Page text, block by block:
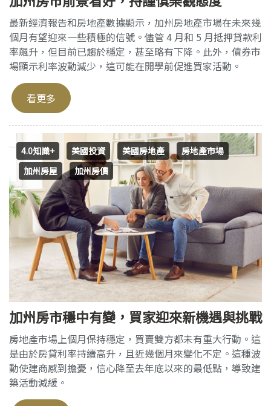
最新經濟報告和房地產數據顯示，加州房地產市場在未來幾
個月有望迎來一些積極的信號。儘管 4 月和 5 月抵押貸款利
率飆升，但目前已趨於穩定，甚至略有下降。此外，債券市
場顯示利率波動減少，這可能在開學前促進買家活動。
看更多
4.0知識+ 美國投資 美國房地產
房地產市場
加州房屋
加州房價
加州房市穩中有變，買家迎來新機遇與挑戰
房地產市場上個月保持穩定，買賣雙方都未有重大行動。這
是由於房貸利率持續高升，且近幾個月來變化不定。這種波
動使建商感到擔憂，信心降至去年底以來的最低點，導致建
築活動減緩。